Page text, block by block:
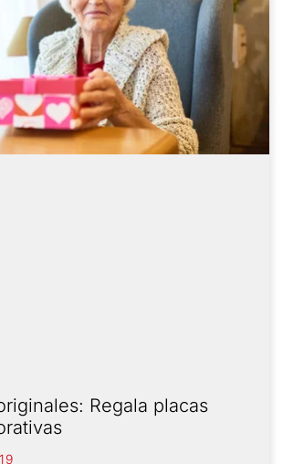
Regala placas